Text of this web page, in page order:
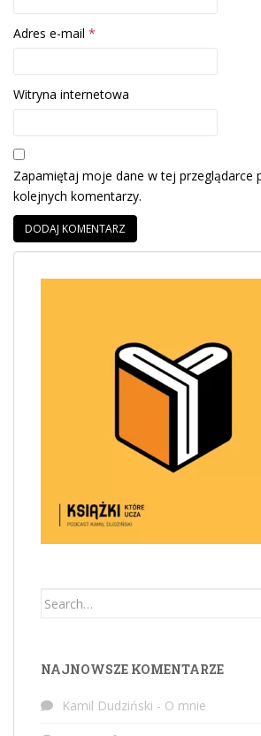
Adres e-mail *
Witryna internetowa
Zapamiętaj moje dane w tej przeglądarce
kolejnych komentarzy.
Search
NAJNOWSZE KOMENTARZE
Kamil Dudziński - O mnie